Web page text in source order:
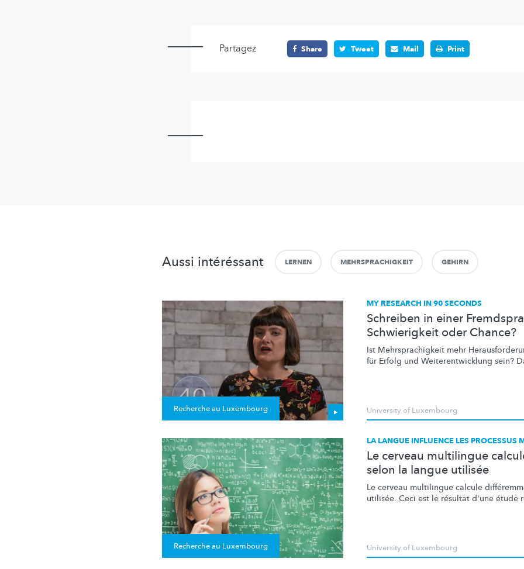
Partagez Share Tweet Mail Print
Aussi intéréssant LERNEN MEHRSPRACHIGKEIT GEHIRN
Recherche au Luxembourg
MY RESEARCH IN 90 SECONDS
Schreiben in einer
Schwierigkeit oder Chance?
Ist Mehrsprachigkeit mehr
für Erfolg und Weiterentwicklung sein?
University of Luxembourg
Recherche au Luxembourg
LA LANGUE INFLUENCE LES PROCESSUS
Le cerveau multilingue
selon la langue utilisée
Le cerveau multilingue calcule
utilisée. Ceci est le résultat d'une étude
University of Luxembourg